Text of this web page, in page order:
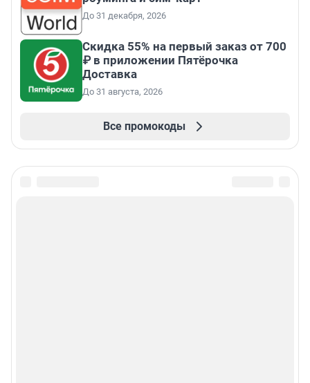
До 31 декабря, 2026
Скидка 55% на первый заказ от 700
₽ в приложении Пятёрочка
Доставка
До 31 августа, 2026
Все промокоды